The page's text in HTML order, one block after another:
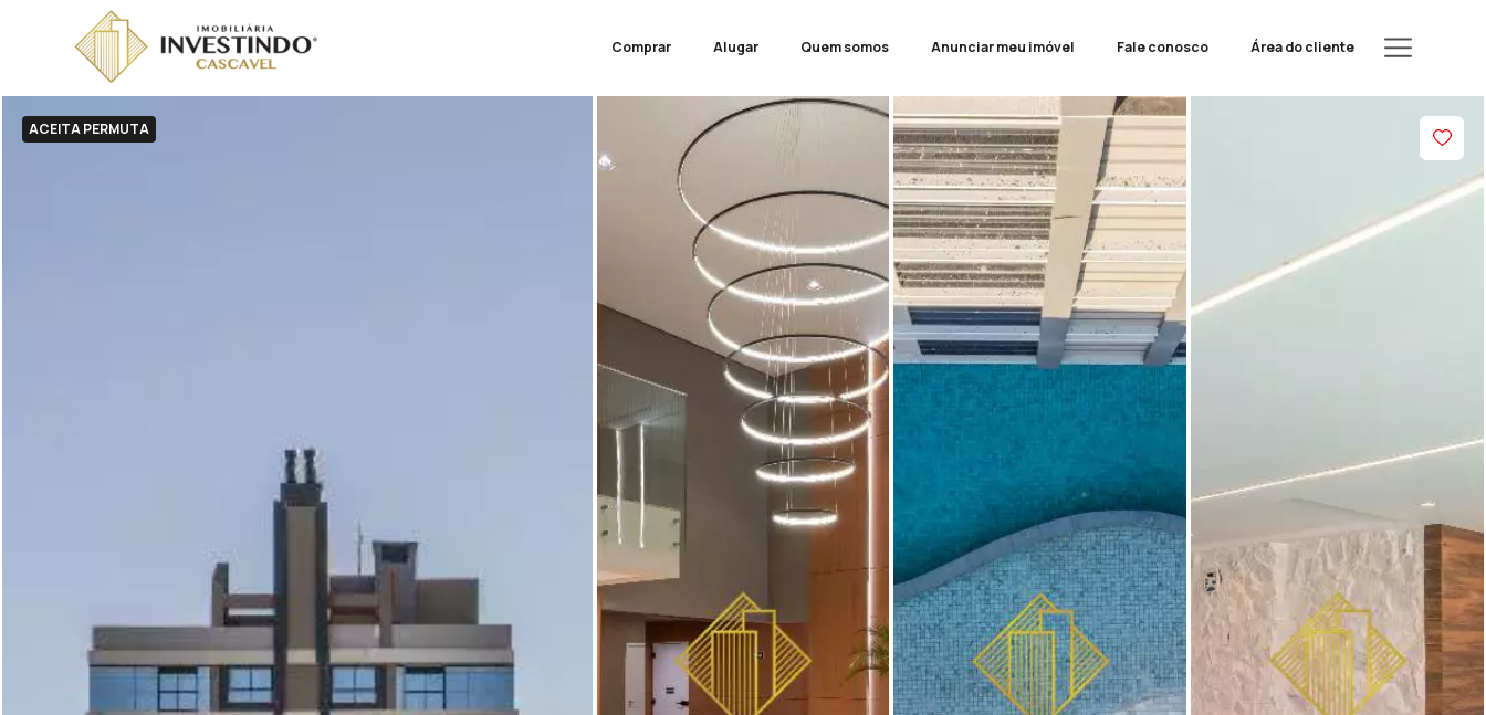
Comprar Alugar Quem somos Anunciar meu imóvel Fale conosco Área do cliente
ACEITA PERMUTA